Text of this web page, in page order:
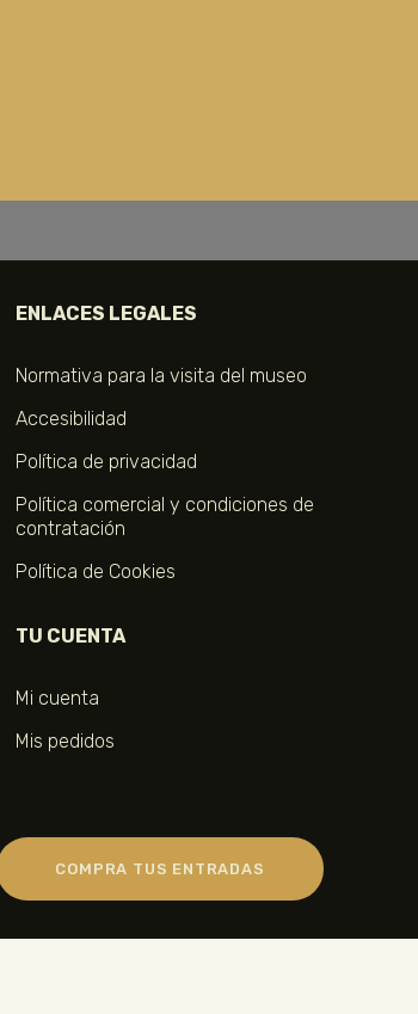
ENLACES LEGALES
Normativa para la visita del museo
Accesibilidad
Política de privacidad
Política comercial y condiciones de
contratación
Política de Cookies
TU CUENTA
Mi cuenta
Mis pedidos
COMPRA TUS ENTRADAS